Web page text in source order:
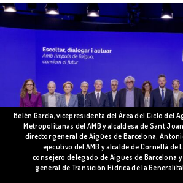
Belén García, vicepresidenta del Área del Ciclo del
Metropolitanas del AMB y alcaldesa de Sant
director general de Aigües de Barcelona;
ejecutivo del AMB y alcalde de Cornellà de
consejero delegado de Aigües de Barcelona
general de Transición Hídrica de la